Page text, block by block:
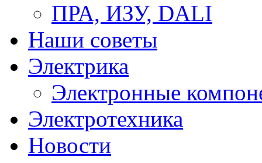
ПРА, ИЗУ, DALI
Наши советы
Электрика
Электронные
Электротехника
Новости